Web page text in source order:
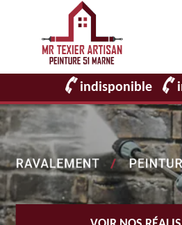
indisponible